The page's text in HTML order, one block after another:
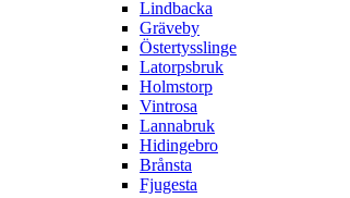
Lindbacka
Gräveby
Östertysslinge
Latorpsbruk
Holmstorp
Vintrosa
Lannabruk
Hidingebro
Brånsta
Fjugesta